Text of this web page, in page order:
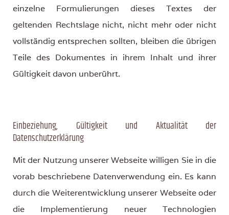
einzelne Formulierungen dieses Textes der
geltenden Rechtslage nicht, nicht mehr oder nicht
vollständig entsprechen sollten, bleiben die übrigen
Teile des Dokumentes in ihrem Inhalt und ihrer
Gültigkeit davon unberührt.
Einbeziehung, Gültigkeit und Aktualität der
Datenschutzerklärung
Mit der Nutzung unserer Webseite willigen Sie in die
vorab beschriebene Datenverwendung ein. Es kann
durch die Weiterentwicklung unserer Webseite oder
die Implementierung neuer Technologien